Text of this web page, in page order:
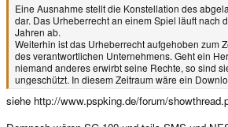
Eine Ausnahme stellt die Konstellation des
dar. Das Urheberrecht an einem Spiel läuft nach
Jahren ab.
Weiterhin ist das Urheberrecht aufgehoben zum
des verantwortlichen Unternehmens. Geht ein
niemand anderes erwirbt seine Rechte, so sind
ungeschützt. In diesem Zeitraum wäre ein
siehe http://www.pspking.de/forum/